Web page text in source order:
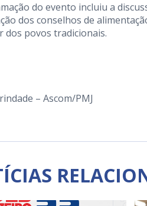
do evento incluiu a
dos conselhos de
dos povos tradicionais.
– Ascom/PMJ